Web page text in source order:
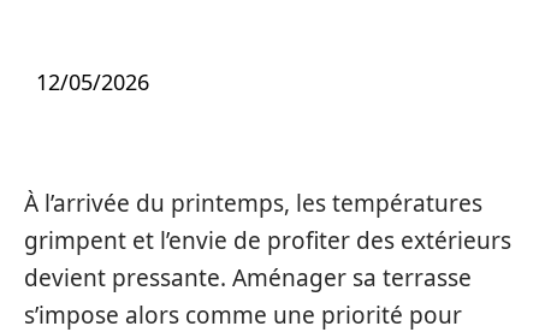
12/05/2026
À l’arrivée du printemps, les températures
grimpent et l’envie de profiter des extérieurs
devient pressante. Aménager sa terrasse
s’impose alors comme une priorité pour